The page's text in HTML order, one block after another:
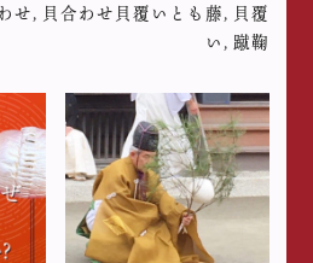
せ, 貝合わせ貝覆いとも藤, 貝覆
い , 蹴鞠